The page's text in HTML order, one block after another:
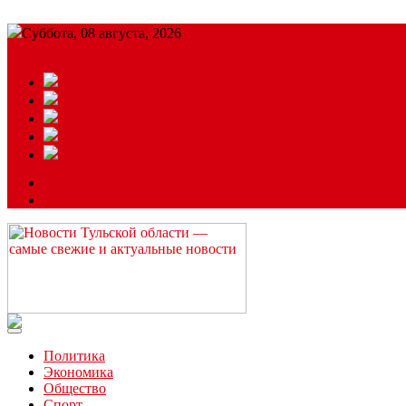
Суббота, 08 августа, 2026
Читайте последние новости дня в Тульской области на сайте
Политика
Экономика
Общество